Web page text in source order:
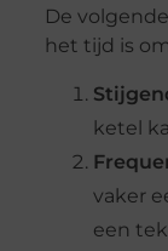
De
het tijd is
ketel
vaker
een